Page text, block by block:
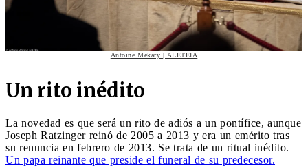
Antoine Mekary | ALETEIA
Un rito inédito
La novedad es que será un rito de adiós a un pontífice, aunque
Joseph Ratzinger reinó de 2005 a 2013 y era un emérito tras
su renuncia en febrero de 2013. Se trata de un ritual inédito.
Un papa reinante que preside el funeral de su predecesor.